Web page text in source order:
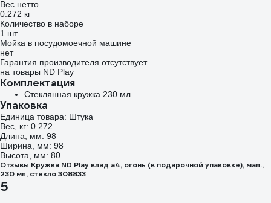
Вес нетто
0.272 кг
Количество в наборе
1 шт
Мойка в посудомоечной машине
нет
Гарантия производителя отсутствует
на товары ND Play
Комплектация
Стеклянная кружка 230 мл
Упаковка
Единица товара: Штука
Вес, кг: 0.272
Длина, мм: 98
Ширина, мм: 98
Высота, мм: 80
Отзывы Кружка ND Play влад а4, огонь (в подарочной упаковке), мал.,
230 мл, стекло 308833
5